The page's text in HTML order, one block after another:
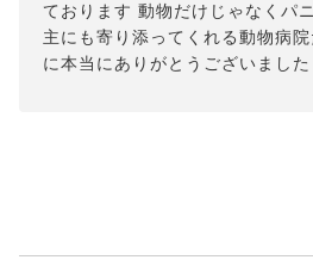
ております 動物だけじゃなくパ
主にも寄り添ってくれる動物病
に本当にありがとうございました